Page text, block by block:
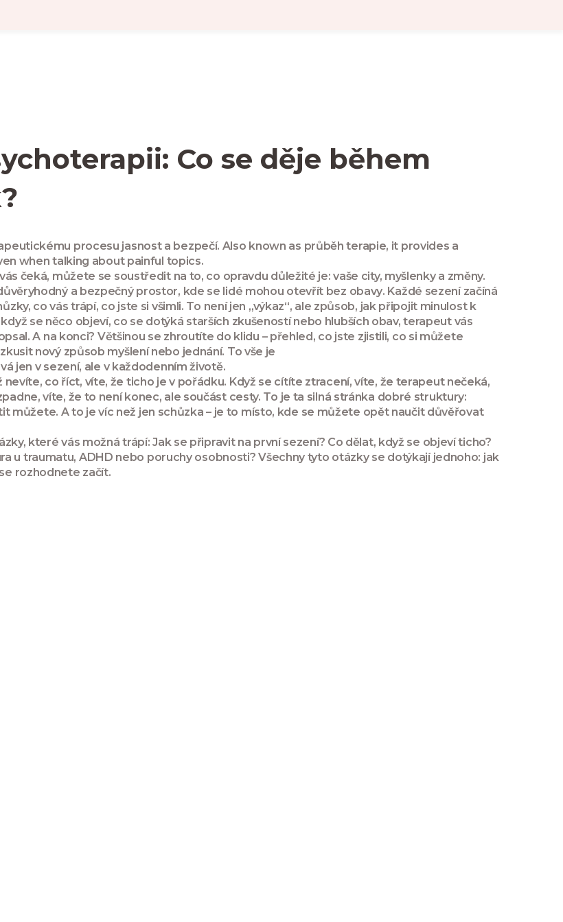
Co se děje během
procesu jasnost a bezpečí. Also known as průběh terapie, it provides a
when talking about painful topics.
čeká, můžete se soustředit na to, co opravdu důležité je: vaše city, myšlenky a změny.
a bezpečný prostor, kde se lidé mohou otevřít bez obavy. Každé sezení začíná
co vás trápí, co jste si všimli. To není jen „výkaz“, ale způsob, jak připojit minulost k
se něco objeví, co se dotýká starších zkušeností nebo hlubších obav, terapeut vás
A na konci? Většinou se zhroutíte do klidu – přehled, co jste zjistili, co si můžete
nový způsob myšlení nebo jednání. To vše je
jen v sezení, ale v každodenním životě.
co říct, víte, že ticho je v pořádku. Když se cítíte ztracení, víte, že terapeut nečeká,
víte, že to není konec, ale součást cesty. To je ta silná stránka dobré struktury:
můžete. A to je víc než jen schůzka – je to místo, kde se můžete opět naučit důvěřovat
které vás možná trápí: Jak se připravit na první sezení? Co dělat, když se objeví ticho?
u traumatu, ADHD nebo poruchy osobnosti? Všechny tyto otázky se dotýkají jednoho: jak
rozhodnete začít.